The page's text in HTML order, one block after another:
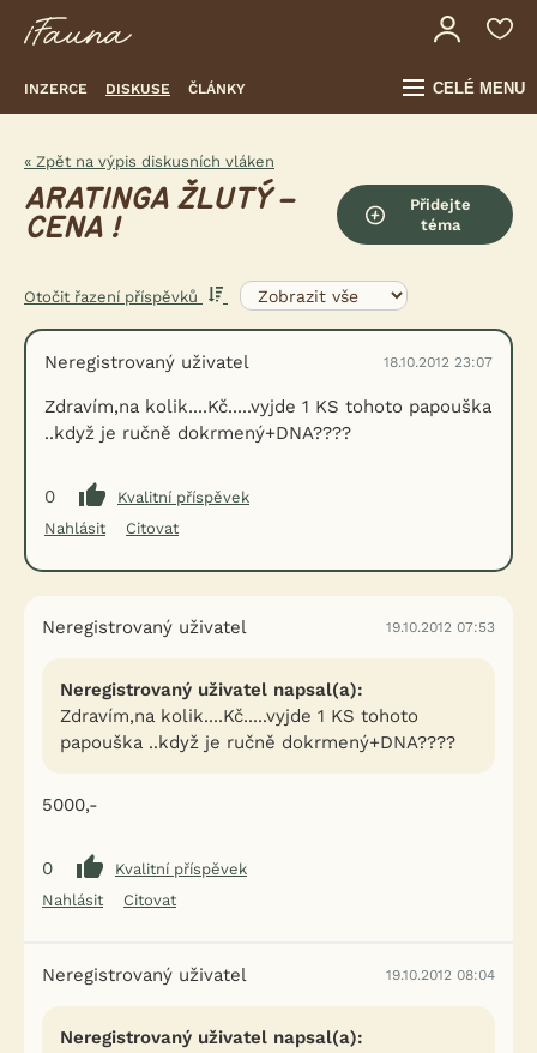
INZERCE DISKUSE ČLÁNKY CELÉ MENU
« Zpět na výpis diskusních vláken
ARATINGA ŽLUTÝ –
CENA !
Přidejte
téma
Otočit řazení příspěvků
Neregistrovaný uživatel 18.10.2012 23:07
Zdravím,na kolik....Kč.....vyjde 1 KS tohoto papouška
..když je ručně dokrmený+DNA????
0
Kvalitní příspěvek
Nahlásit
Citovat
Neregistrovaný uživatel 19.10.2012 07:53
Neregistrovaný uživatel napsal(a):
Zdravím,na kolik....Kč.....vyjde 1 KS tohoto
papouška ..když je ručně dokrmený+DNA????
5000,-
0
Kvalitní příspěvek
Nahlásit
Citovat
Neregistrovaný uživatel 19.10.2012 08:04
Neregistrovaný uživatel napsal(a):